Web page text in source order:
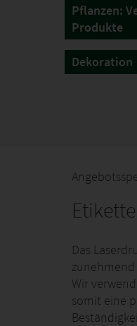
Pflanzen:
Produkte
Dekoration
Das
Wir
somit eine